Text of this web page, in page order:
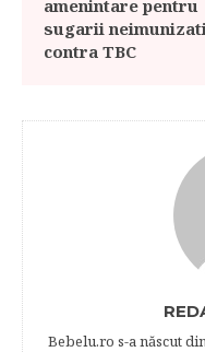
amenintare pentru
sugarii
contra TBC
Bebelu.ro s-a născut